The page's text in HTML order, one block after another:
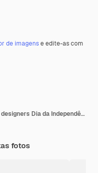
de imagense edite-as com
Plano de fundo para ilustradores designers Dia da Independência Nacional Bandeiras Rússia e Bielorrússia
fotos